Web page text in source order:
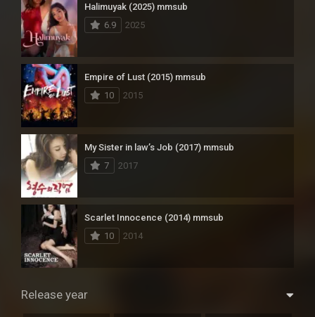
Halimuyak (2025) mmsub
6.9
2025
Empire of Lust (2015) mmsub
10
2015
My Sister in law’s Job (2017) mmsub
7
2017
Scarlet Innocence (2014) mmsub
10
2014
Release year